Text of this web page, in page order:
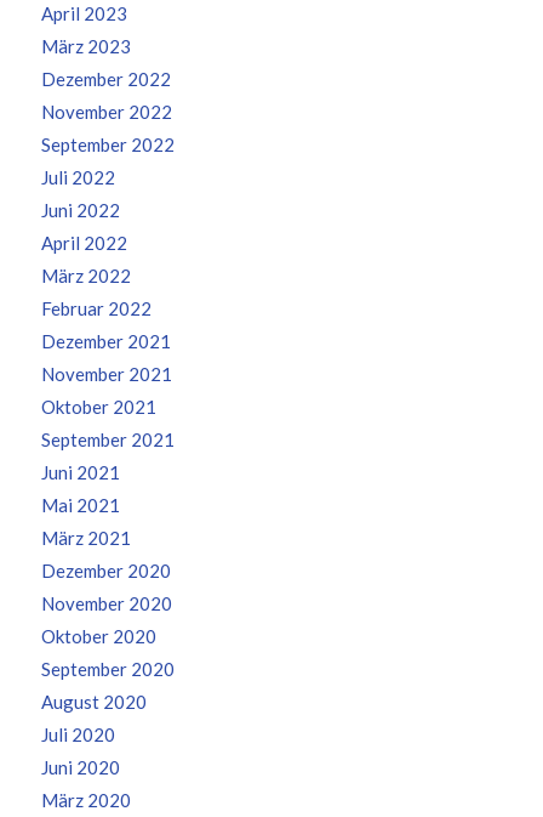
April 2023
März 2023
Dezember 2022
November 2022
September 2022
Juli 2022
Juni 2022
April 2022
März 2022
Februar 2022
Dezember 2021
November 2021
Oktober 2021
September 2021
Juni 2021
Mai 2021
März 2021
Dezember 2020
November 2020
Oktober 2020
September 2020
August 2020
Juli 2020
Juni 2020
März 2020